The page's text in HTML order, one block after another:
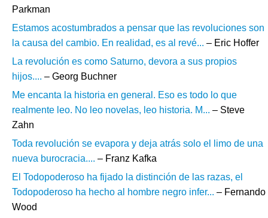
Parkman
Estamos acostumbrados a pensar que las revoluciones son
la causa del cambio. En realidad, es al revé... – Eric Hoffer
La revolución es como Saturno, devora a sus propios
hijos.... – Georg Buchner
Me encanta la historia en general. Eso es todo lo que
realmente leo. No leo novelas, leo historia. M... – Steve
Zahn
Toda revolución se evapora y deja atrás solo el limo de una
nueva burocracia.... – Franz Kafka
El Todopoderoso ha fijado la distinción de las razas, el
Todopoderoso ha hecho al hombre negro infer... – Fernando
Wood